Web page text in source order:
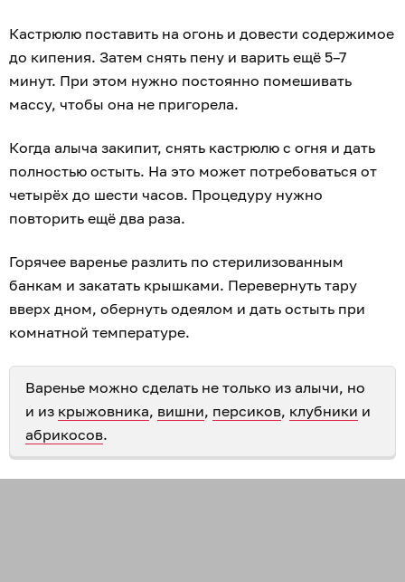
Кастрюлю поставить на огонь и довести содержимое
до кипения. Затем снять пену и варить ещё 5–7
минут. При этом нужно постоянно помешивать
массу, чтобы она не пригорела.
Когда алыча закипит, снять кастрюлю с огня и дать
полностью остыть. На это может потребоваться от
четырёх до шести часов. Процедуру нужно
повторить ещё два раза.
Горячее варенье разлить по стерилизованным
банкам и закатать крышками. Перевернуть тару
вверх дном, обернуть одеялом и дать остыть при
комнатной температуре.
Варенье можно сделать не только из алычи, но
и из крыжовника, вишни, персиков, клубники и
абрикосов.